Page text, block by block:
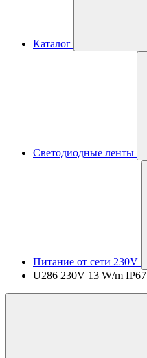
Каталог
Светодиодные ленты
Питание от сети 230V
U286 230V 13 W/m IP67